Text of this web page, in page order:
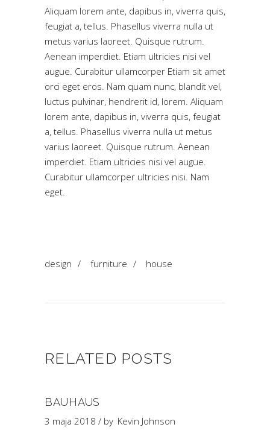
Aliquam lorem ante, dapibus in, viverra quis,
feugiat a, tellus. Phasellus viverra nulla ut
metus varius laoreet. Quisque rutrum.
Aenean imperdiet. Etiam ultricies nisi vel
augue. Curabitur ullamcorper Etiam sit amet
orci eget eros. Nam quam nunc, blandit vel,
luctus pulvinar, hendrerit id, lorem. Aliquam
lorem ante, dapibus in, viverra quis, feugiat
a, tellus. Phasellus viverra nulla ut metus
varius laoreet. Quisque rutrum. Aenean
imperdiet. Etiam ultricies nisi vel augue.
Curabitur ullamcorper ultricies nisi. Nam
eget.
design / furniture / house
RELATED POSTS
BAUHAUS
3 maja 2018 by Kevin Johnson